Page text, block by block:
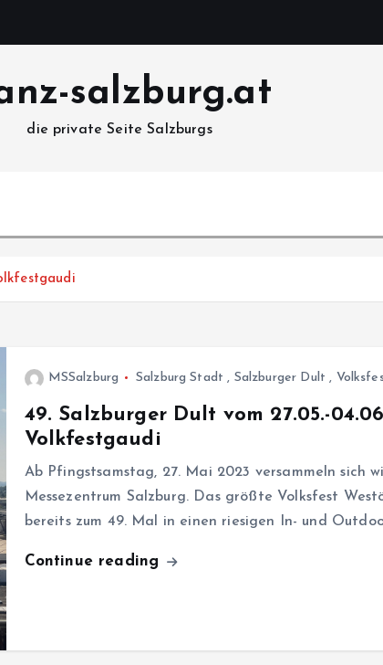
salzburg.at
die private Seite Salzburgs
MSSalzburg Salzburg Stadt , Salzburger Dult ,
49. Salzburger Dult vom 27.05.-
Volkfestgaudi
Ab Pfingstsamstag, 27. Mai 2023 versammeln sich
Messezentrum Salzburg. Das größte Volksfest
bereits zum 49. Mal in einen riesigen In- und
Continue reading